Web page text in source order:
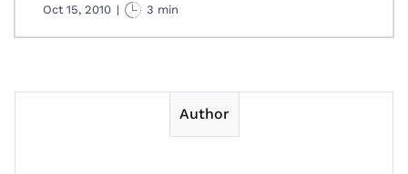
Oct 15, 2010 | 3 min
Author